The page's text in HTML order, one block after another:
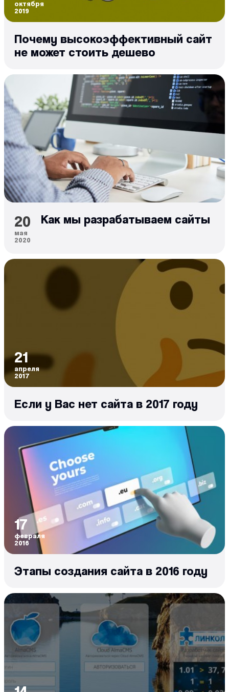
октября
2019
Почему высокоэффективный сайт
не может стоить дешево
20
мая
2020
Как мы разрабатываем сайты
21
апреля
2017
Если у Вас нет сайта в 2017 году
17
февраля
2016
Этапы создания сайта в 2016 году